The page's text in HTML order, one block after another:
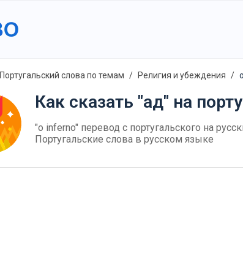
Португальский слова по темам Религия и убеждения
Как сказать "ад" на
"o inferno" перевод с португальского на
Португальские слова в русском языке